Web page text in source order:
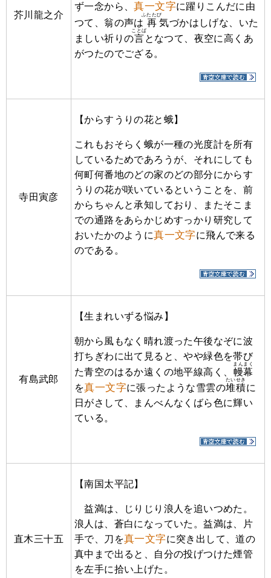
芥川龍之介
ず一念から、真一文字に躍りこんだに由
つて、翁の声は 再
ふたたび
気づかはしげな、いた
ましい祈りの言
ことば
となつて、夜空に高くあ
がつたのでござる。
寺田寅彦
【からすうりの花と蛾】
これもおそらく蛾が一種の光度計を所有
しているためであろうが、それにしても
何町何番地のどの家のどの部分にからす
うりの花が咲いているということを、前
からちゃんと承知しており、またそこま
での通路をあらかじめすっかり研究して
おいたかのように真一文字に飛んで来る
のである。
有島武郎
【生まれいずる悩み】
朝から風もなく晴れ渡った午後なぞに波
打ちぎわに出て見ると、やや緑色を帯び
た青空のはるか遠くの地平線高く、 幔幕
まんまく
を真一文字に張ったような雪雲の堆積
たいせき
に
日がさして、まんべんなくばら色に輝い
ている。
直木三十五
【南国太平記】
益満は、じりじり浪人を追いつめた。
浪人は、蒼白になっていた。益満は、片
手で、刀を真一文字に突き出して、道の
真中まで出ると、自分の投げつけた煙管
を左手に拾い上げた。